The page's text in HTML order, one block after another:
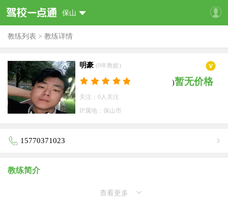
保山
教练列表 > 教练详情
明豪 (0年教龄)
)暂无价格
关注：0人关注
IP属地：保山市
15770371023
教练简介
查看更多